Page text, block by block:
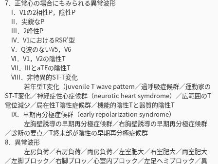
7．正常心の場合にもみられる異常波形
I．V1の2相性P，陰性P
II．尖鋭なP
III．2峰性P
IV．V1におけるRSR’型
V．Q波のないV5，V6
VI．V1，V2の陰性T
VII．IIIとaTFの陰性T
VIII．非特異的ST-T変化
若年型T変化（juvenile T wave pattern／過呼吸症候群／運動家の
ST-T変化／神経症性心症候群（neurotic heart symdrome）／広範囲のT
電位減少／局在性T陰性症候群／機能的陰性Tと器質的陰性T
IX．早期再分極症候群（early repolarization syndrome）
左胸壁誘導の早期再分極症候群／右胸壁誘導の早期再分極症候群
／診断の要点／T終末部が陰性の早期再分極症候群
8．異常波形
左房負荷／右房負荷／両房負荷／左室肥大／右室肥大／両室肥大
／左脚ブロック／右脚ブロッ／心室内ブロック／左足ヘミブロック／異